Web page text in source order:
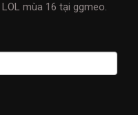
mùa 16 tại ggmeo.